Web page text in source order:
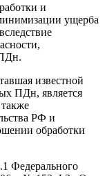
и
ущерба
известной
ПДн, является
РФ и
обработки
Федерального